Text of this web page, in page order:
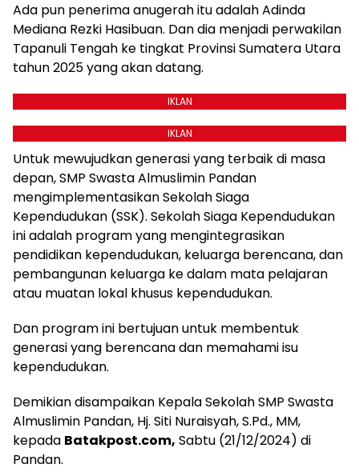
Ada pun penerima anugerah itu adalah Adinda
Mediana Rezki Hasibuan. Dan dia menjadi perwakilan
Tapanuli Tengah ke tingkat Provinsi Sumatera Utara
tahun 2025 yang akan datang.
IKLAN
IKLAN
Untuk mewujudkan generasi yang terbaik di masa
depan, SMP Swasta Almuslimin Pandan
mengimplementasikan Sekolah Siaga
Kependudukan (SSK). Sekolah Siaga Kependudukan
ini adalah program yang mengintegrasikan
pendidikan kependudukan, keluarga berencana, dan
pembangunan keluarga ke dalam mata pelajaran
atau muatan lokal khusus kependudukan.
Dan program ini bertujuan untuk membentuk
generasi yang berencana dan memahami isu
kependudukan.
Demikian disampaikan Kepala Sekolah SMP Swasta
Almuslimin Pandan, Hj. Siti Nuraisyah, S.Pd., MM,
kepada Batakpost.com, Sabtu (21/12/2024) di
Pandan.